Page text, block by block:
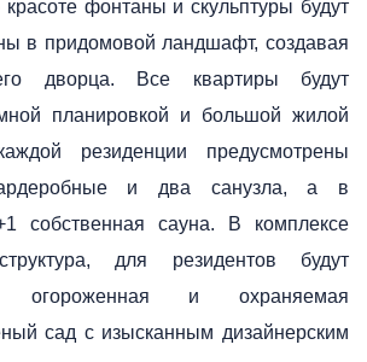
фонтаны и скульптуры будут
в придомовой ландшафт, создавая
дворца. Все квартиры будут
планировкой и большой жилой
резиденции предусмотрены
и два санузла, а в
собственная сауна. В комплексе
для резидентов будут
огороженная и охраняемая
сад с изысканным дизайнерским